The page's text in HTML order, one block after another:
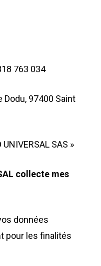
763 034
97400 Saint
SAS »
collecte mes
données
pour les finalités